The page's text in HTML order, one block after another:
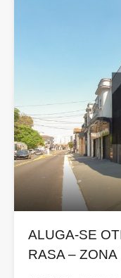
ALUGA-SE
RASA – ZONA